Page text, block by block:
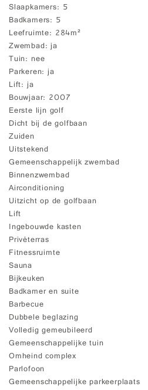
Slaapkamers 5
Badkamers 5
Leefruimte 284m²
Zwembad ja
Tuin nee
Parkeren ja
Lift ja
Bouwjaar 2007
Eerste lijn golf
Dicht bij de golfbaan
Zuiden
Uitstekend
Gemeenschappelijk zwembad
Binnenzwembad
Airconditioning
Uitzicht op de golfbaan
Lift
Ingebouwde kasten
Privéterras
Fitnessruimte
Sauna
Bijkeuken
Badkamer en suite
Barbecue
Dubbele beglazing
Volledig gemeubileerd
Gemeenschappelijke tuin
Omheind complex
Parlofoon
Gemeenschappelijke parkeerplaats